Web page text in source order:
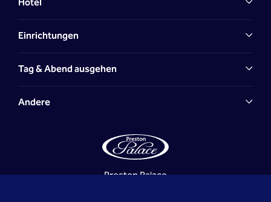
Einrichtungen
Tag & Abend ausgehen
Andere
Preston Palace